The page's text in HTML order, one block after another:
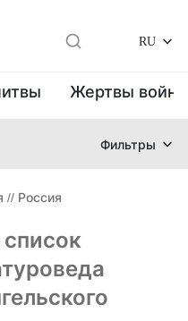
RU
Жертвы
Фильтры
// Россия